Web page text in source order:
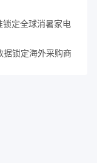
定全球消暑家电
据锁定海外采购商